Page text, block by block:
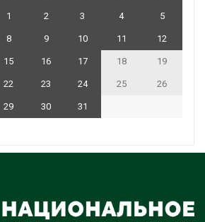
1 2 3 4 5
8 9 10 11 12
15 16 17 18 19
22 23 24 25 26
29 30
31